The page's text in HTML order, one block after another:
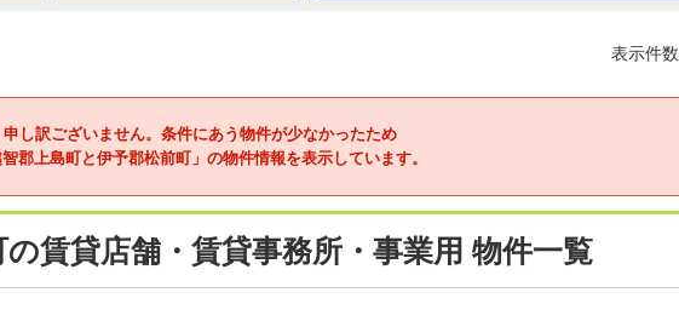
表示件数
申し訳ございません。条件にあう物件が少なかったため
郡上島町と伊予郡松前町」の物件情報を表示しています。
賃貸店舗・賃貸事務所・事業用 物件一覧